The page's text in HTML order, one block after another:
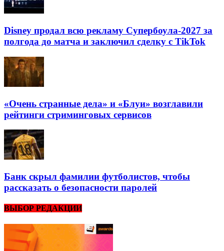
Disney продал всю рекламу Супербоула-2027 за
полгода до матча и заключил сделку с TikTok
«Очень странные дела» и «Блуи» возглавили
рейтинги стриминговых сервисов
Банк скрыл фамилии футболистов, чтобы
рассказать о безопасности паролей
ВЫБОР РЕДАКЦИИ